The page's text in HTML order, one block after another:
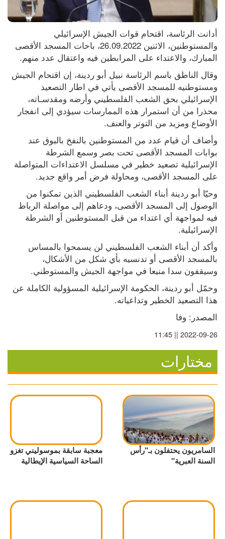
المبارك، والاعتداء على المرابطين فيه واعتقال عدد منهم.
الأوضاع ومزيد من التوتر والعنف.
على المسجد الأقصى، ومحاولة فرض أمر واقع جديد.
الإسرائيلية.
وسيقفون سدا منيعا في مواجهة الجيش والمستوطني.
هذا التصعيد الخطير وتداعياته.
المصدر: وفا
2022-09-26 || 11:45
مختارات
السامريون يحتفلون بـ"رأس
السنة العبرية"
معجبة سابقة بموسوليني تغزو
الساحة السياسية الإيطالية